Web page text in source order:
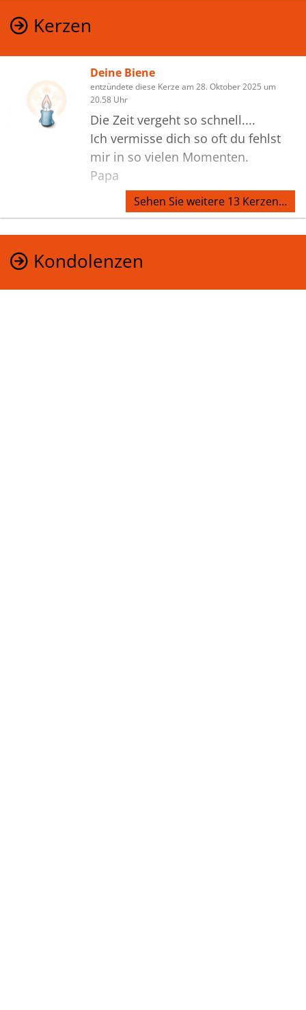
Kerzen
Deine Biene
entzündete diese Kerze am 28. Oktober 2025 um
20.58 Uhr
Die Zeit vergeht so schnell....
Ich vermisse dich so oft du fehlst
mir in so vielen Momenten.
Papa
Sehen Sie weitere 13 Kerzen…
Kondolenzen